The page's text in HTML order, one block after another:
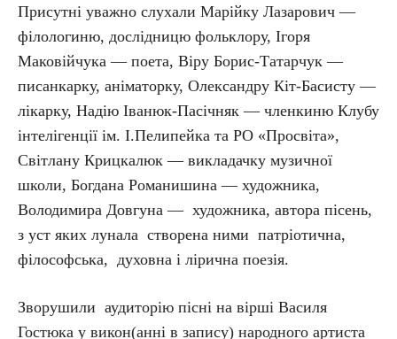
Присутні уважно слухали Марійку Лазарович —
філологиню, дослідницю фольклору, Ігоря
Маковійчука — поета, Віру Борис-Татарчук —
писанкарку, аніматорку, Олександру Кіт-Басисту —
лікарку, Надію Іванюк-Пасічняк — членкиню Клубу
інтелігенції ім. І.Пелипейка та РО «Просвіта»,
Світлану Крицкалюк — викладачку музичної
школи, Богдана Романишина — художника,
Володимира Довгуна — художника, автора пісень,
з уст яких лунала створена ними патріотична,
філософська, духовна і лірична поезія.
Зворушили аудиторію пісні на вірші Василя
Гостюка у викон(анні в запису) народного артиста